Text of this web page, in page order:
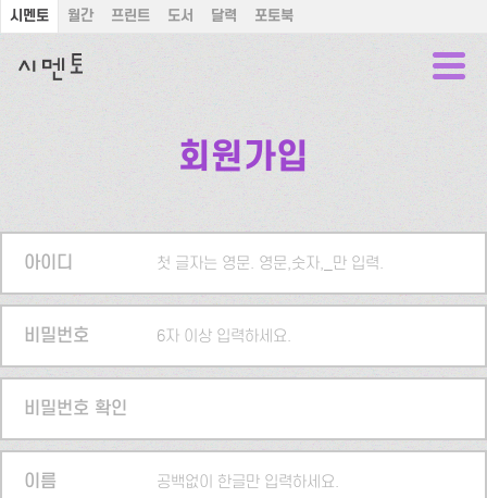
시멘토 월간 프린트 도서 달력 포토북
회원가입
아이디 첫 글자는 영문. 영문,숫자,_만 입력.
비밀번호 6자 이상 입력하세요.
비밀번호 확인
이름 공백없이 한글만 입력하세요.